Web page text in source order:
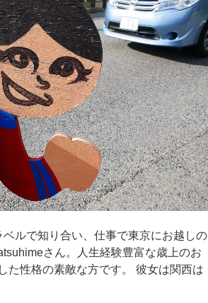
ルで知り合い、仕事で東京にお越しの
さん。人生経験豊富な歳上のお
た性格の素敵な方です。 彼女は関西は